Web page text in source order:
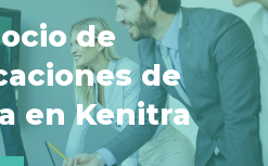
de
de
en Kenitra